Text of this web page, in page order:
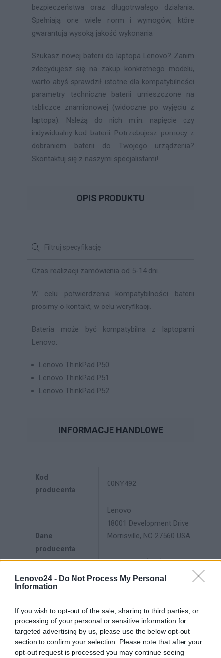
Lenovo24 - Do Not Process My Personal
Information
If you wish to opt-out of the sale, sharing to third parties, or
processing of your personal or sensitive information for
targeted advertising by us, please use the below opt-out
section to confirm your selection. Please note that after your
opt-out request is processed you may continue seeing
bezpieczeństwa oraz długotrwałego działania.
Spełniają one wiele norm i wymogów, które
gwarantują wysoką jakość wykonania
Szukasz nowej baterii do laptopa Lenovo? Zanim
zdecydujesz się na zakup konkretnego modelu,
warto abyś sprawdził istotne dla kompatybilności
parametry techniczne baterii umieszczone na
tabliczce znamionowej (widoczne po wyjęciu z
laptopa). Należą do nich m.in. napięcie czy
indywidualny kod baterii. Potrzebujesz pomocy z
dobraniem baterii do Twojego urządzenia?
Skontaktuj się z naszymi specjalistami!
OPIS PRODUKTU
Czas realizacji zamówienia od 5-14 dni.
W celu potwierdzenia kompatybilności baterii
prosimy o kontakt, w celu weryfikacji.
Bateria może być kompatybilna z laptopami
Lenovo:
Lenovo ThinkPad P50
Lenovo ThinkPad P51
Lenovo ThinkPad P52
INFORMACJE HANDLOWE
Kod
producenta
00NY492
Dane
producenta
Lenovo
18001 Development Drive
Morrisville, NC 27560 USA
Telefon: +1 (855) 253-6686
https://lenovo.com
Podmiot
odpowiedzialny
o.o.
ul. Gottlieba Daimlera 1
02-460 Warszawa
info_pl@lenovo.com